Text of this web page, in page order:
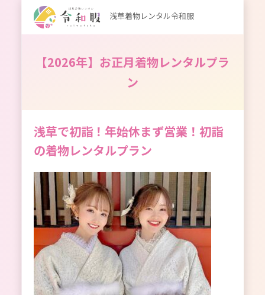
浅草着物レンタル令和服
【2026年】お正月着物レンタルプラ
ン
浅草で初詣！年始休まず営業！初詣
の着物レンタルプラン